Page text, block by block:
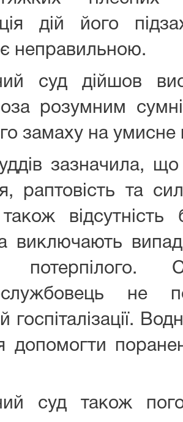
дій його
неправильною.
суд дійшов
розумним
замаху на умисне
зазначила, що
раптовість та
відсутність
виключають
госпіталізації.
допомогти
суд також